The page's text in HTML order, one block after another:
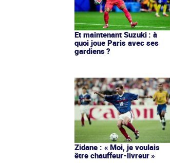
Et maintenant Suzuki : à
quoi joue Paris avec ses
gardiens ?
Zidane : « Moi, je voulais
être chauffeur-livreur »